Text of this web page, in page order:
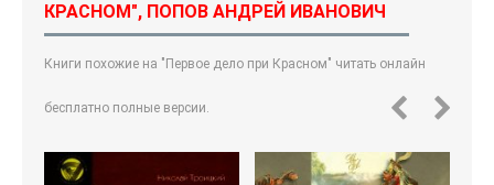
КРАСНОМ", ПОПОВ АНДРЕЙ ИВАНОВИЧ
Книги похожие на "Первое дело при Красном" читать онлайн
бесплатно полные версии.